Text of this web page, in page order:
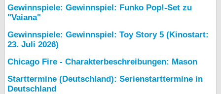
Gewinnspiele: Gewinnspiel: Funko Pop!-Set zu
"Vaiana"
Gewinnspiele: Gewinnspiel: Toy Story 5 (Kinostart:
23. Juli 2026)
Chicago Fire - Charakterbeschreibungen: Mason
Starttermine (Deutschland): Serienstarttermine in
Deutschland